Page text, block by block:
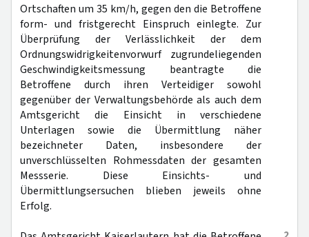
Ortschaften um 35 km/h, gegen den die Betroffene
form- und fristgerecht Einspruch einlegte. Zur
Überprüfung der Verlässlichkeit der dem
Ordnungswidrigkeitenvorwurf zugrundeliegenden
Geschwindigkeitsmessung beantragte die
Betroffene durch ihren Verteidiger sowohl
gegenüber der Verwaltungsbehörde als auch dem
Amtsgericht die Einsicht in verschiedene
Unterlagen sowie die Übermittlung näher
bezeichneter Daten, insbesondere der
unverschlüsselten Rohmessdaten der gesamten
Messserie. Diese Einsichts- und
Übermittlungsersuchen blieben jeweils ohne
Erfolg.